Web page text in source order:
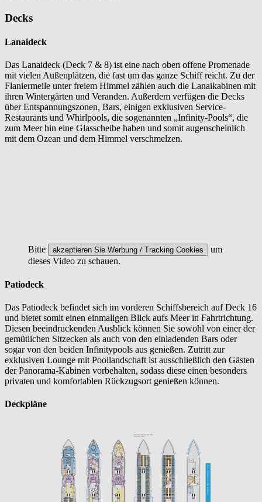
Decks
Lanaideck
Das Lanaideck (Deck 7 & 8) ist eine nach oben offene Promenade
mit vielen Außenplätzen, die fast um das ganze Schiff reicht. Zu der
Flaniermeile unter freiem Himmel zählen auch die Lanaikabinen mit
ihren Wintergärten und Veranden. Außerdem verfügen die Decks
über Entspannungszonen, Bars, einigen exklusiven Service-
Restaurants und Whirlpools, die sogenannten „Infinity-Pools“, die
zum Meer hin eine Glasscheibe haben und somit augenscheinlich
mit dem Ozean und dem Himmel verschmelzen.
Bitte akzeptieren Sie Werbung / Tracking Cookies
um
dieses Video zu schauen.
Patiodeck
Das Patiodeck befindet sich im vorderen Schiffsbereich auf Deck 16
und bietet somit einen einmaligen Blick aufs Meer in Fahrtrichtung.
Diesen beeindruckenden Ausblick können Sie sowohl von einer der
gemütlichen Sitzecken als auch von den einladenden Bars oder
sogar von den beiden Infinitypools aus genießen. Zutritt zur
exklusiven Lounge mit Poollandschaft ist ausschließlich den Gästen
der Panorama-Kabinen vorbehalten, sodass diese einen besonders
privaten und komfortablen Rückzugsort genießen können.
Deckpläne